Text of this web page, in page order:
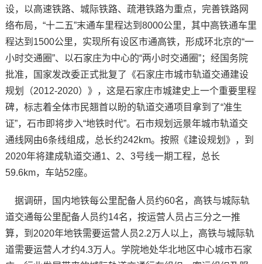
设，以高速铁路、城际铁路、疏港铁路为重点，完善铁路网
络布局，“十二五”末通车里程达到8000公里，其中高铁通车里
程达到1500公里，实现所有设区市通高铁，形成环北京的“一
小时交通圈”、以石家庄为中心的“两小时交通圈”；经国务院
批准，国家发改委正式批复了《石家庄市城市轨道交通建设
规划（2012-2020）》，这是石家庄市城建史上一个重要里程
碑，标志着全体市民翘首以盼的轨道交通项目拿到了“准生
证”，石市即将步入“地铁时代”。石市规划远景年城市轨道交
通线网由6条线组成，总长约242km。按照《建设规划》，到
2020年将建成轨道交通1、2、3号线一期工程，总长
59.6km，车站52座。
据调研，国内地铁每公里配备人员约60名，高铁与城际轨
道交通每公里配备人员约14名，按运营人员占三分之一推
算，到2020年地铁需要运营人员2.2万人以上，高铁与城际轨
道需要运营人才约4.3万人。学院地处华北地区中心城市石家